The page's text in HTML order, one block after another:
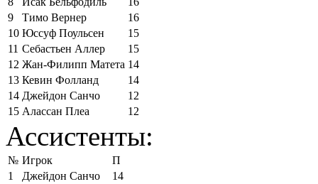
9
Тимо Вернер
16
10 Юссуф Поульсен
15
11 Себастьен Аллер
15
12 Жан-Филипп Матета 14
13 Кевин Фолланд
14
14 Джейдон Санчо
12
15 Алассан Плеа 12
Ассистенты:
№ Игрок
П
1
Джейдон Санчо
14